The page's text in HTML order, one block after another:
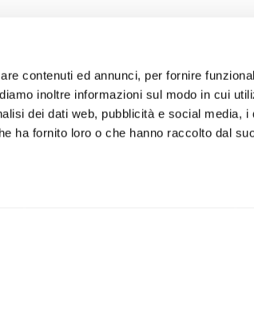
contenuti ed annunci, per fornire
inoltre informazioni sul modo in cui
dei dati web, pubblicità e social media, i
ha fornito loro o che hanno raccolto dal